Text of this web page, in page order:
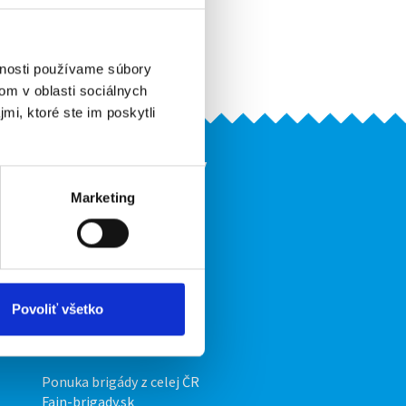
používame súbory
v oblasti sociálnych
ktoré ste im poskytli
Marketing
Povoliť všetko
Pridať do obľúbených
Naše ďalšie projekty
mobilná aplikácia
Fajn Brigády
INwork.cz
Fajn práce
Ponuka brigády z celej ČR
Fajn-brigady.sk